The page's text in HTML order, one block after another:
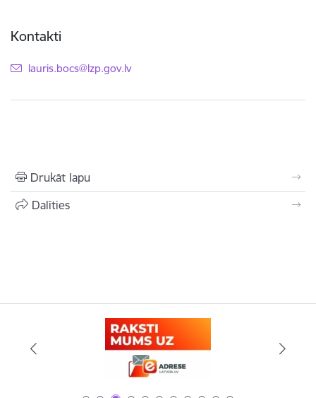
Kontakti
E-pasts:
lauris.bocs@lzp.gov.lv
Drukāt lapu
Dalīties